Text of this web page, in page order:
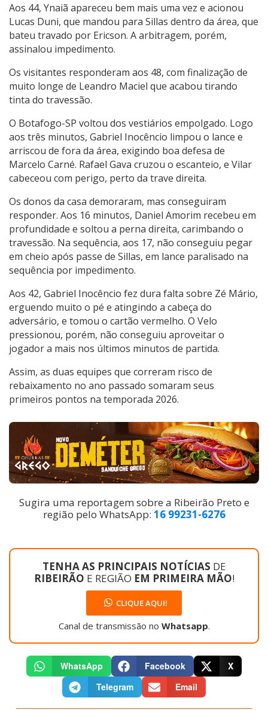
Aos 44, Ynaiã apareceu bem mais uma vez e acionou
Lucas Duni, que mandou para Sillas dentro da área, que
bateu travado por Ericson. A arbitragem, porém,
assinalou impedimento.
Os visitantes responderam aos 48, com finalização de
muito longe de Leandro Maciel que acabou tirando
tinta do travessão.
O Botafogo-SP voltou dos vestiários empolgado. Logo
aos três minutos, Gabriel Inocêncio limpou o lance e
arriscou de fora da área, exigindo boa defesa de
Marcelo Carné. Rafael Gava cruzou o escanteio, e Vilar
cabeceou com perigo, perto da trave direita.
Os donos da casa demoraram, mas conseguiram
responder. Aos 16 minutos, Daniel Amorim recebeu em
profundidade e soltou a perna direita, carimbando o
travessão. Na sequência, aos 17, não conseguiu pegar
em cheio após passe de Sillas, em lance paralisado na
sequência por impedimento.
Aos 42, Gabriel Inocêncio fez dura falta sobre Zé Mário,
erguendo muito o pé e atingindo a cabeça do
adversário, e tomou o cartão vermelho. O Velo
pressionou, porém, não conseguiu aproveitar o
jogador a mais nos últimos minutos de partida.
Assim, as duas equipes que correram risco de
rebaixamento no ano passado somaram seus
primeiros pontos na temporada 2026.
Sugira uma reportagem sobre a Ribeirão Preto e
região pelo WhatsApp: 16 99231-6276
TENHA AS PRINCIPAIS NOTÍCIAS DE
RIBEIRÃO E REGIÃO EM PRIMEIRA MÃO!
CLIQUE AQUI!
Canal de transmissão no Whatsapp.
WhatsApp Facebook
X
Telegram
Email